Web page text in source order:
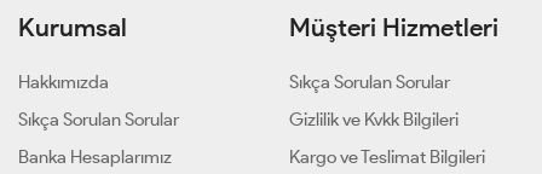
Kurumsal
Hakkımızda
Sıkça Sorulan Sorular
Banka Hesaplarımız
Müşteri Hizmetleri
Sıkça Sorulan Sorular
Gizlilik ve Kvkk Bilgileri
Kargo ve Teslimat Bilgileri